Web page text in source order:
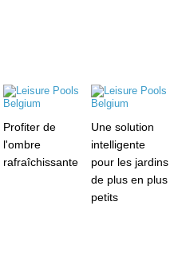
Profiter de
l'ombre
rafraîchissante
Une solution
intelligente
pour les jardins
de plus en plus
petits